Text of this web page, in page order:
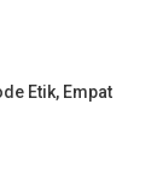
Etik, Empat